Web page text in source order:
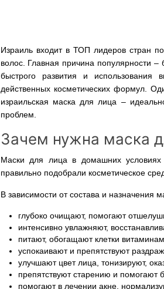
Израиль входит в ТОП лидеров стран
волос. Главная причина популярности –
быстрого развития и использования
действенных косметических формул.
израильская маска для лица –
проблем.
Зачем нужна маска
Маски для лица в домашних
правильно подобрали косметическое
В зависимости от состава и назначения
глубоко очищают, помогают
интенсивно увлажняют,
питают, обогащают клетки
успокаивают и препятствуют
улучшают цвет лица, тонизируют,
препятствуют старению и
помогают в лечении акне,